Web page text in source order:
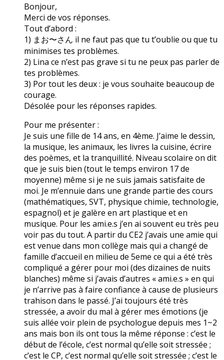
Bonjour,
Merci de vos réponses.
Tout d’abord :
1) まお〜さん il ne faut pas que tu t’oublie ou que tu
minimises tes problèmes.
2) Lina ce n’est pas grave si tu ne peux pas parler de
tes problèmes.
3) Por tout les deux : je vous souhaite beaucoup de
courage.
Désolée pour les réponses rapides.
Pour me présenter :
Je suis une fille de 14 ans, en 4ème. J’aime le dessin,
la musique, les animaux, les livres la cuisine, écrire
des poèmes, et la tranquillité. Niveau scolaire on dit
que je suis bien (tout le temps environ 17 de
moyenne) même si je ne suis jamais satisfaite de
moi. Je m’ennuie dans une grande partie des cours
(mathématiques, SVT, physique chimie, technologie,
espagnol) et je galère en art plastique et en
musique. Pour les ami.e.s j’en ai souvent eu très peu
voir pas du tout. A partir du CE2 j’avais une amie qui
est venue dans mon collège mais qui a changé de
famille d’accueil en milieu de 5eme ce qui a été très
compliqué a gérer pour moi (des dizaines de nuits
blanches) même si j’avais d’autres « ami.e.s » en qui
je n’arrive pas à faire confiance à cause de plusieurs
trahison dans le passé. J’ai toujours été très
stressée, a avoir du mal à gérer mes émotions (je
suis allée voir plein de psychologue depuis mes 1~2
ans mais bon ils ont tous la même réponse : c’est le
début de l’école, c’est normal qu’elle soit stressée ;
c’est le CP, c’est normal qu’elle soit stressée ; c’est le